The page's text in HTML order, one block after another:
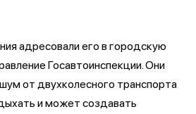
адресовали его в городскую
Госавтоинспекции. Они
от двухколесного транспорта
и может создавать